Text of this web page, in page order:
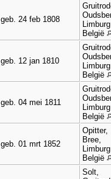
geb. 24 feb 1808
België
geb. 12 jan 1810
België
geb. 04 mei 1811
België
geb. 01 mrt 1852
Opitter,
Bree,
België
Solt,